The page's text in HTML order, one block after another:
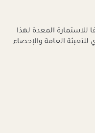
للاستمارة المعدة لهذا
العامة والإحصاء